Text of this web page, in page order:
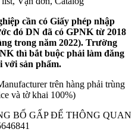
cần có Giấy phép nhập
đó DN đã có GPNK từ 2018
trong năm 2022). Trường
thì bắt buộc phải làm đăng
sản phẩm.
trên hàng phải trùng
và tờ khai 100%)
BỐ GẤP ĐỂ THÔNG QUAN